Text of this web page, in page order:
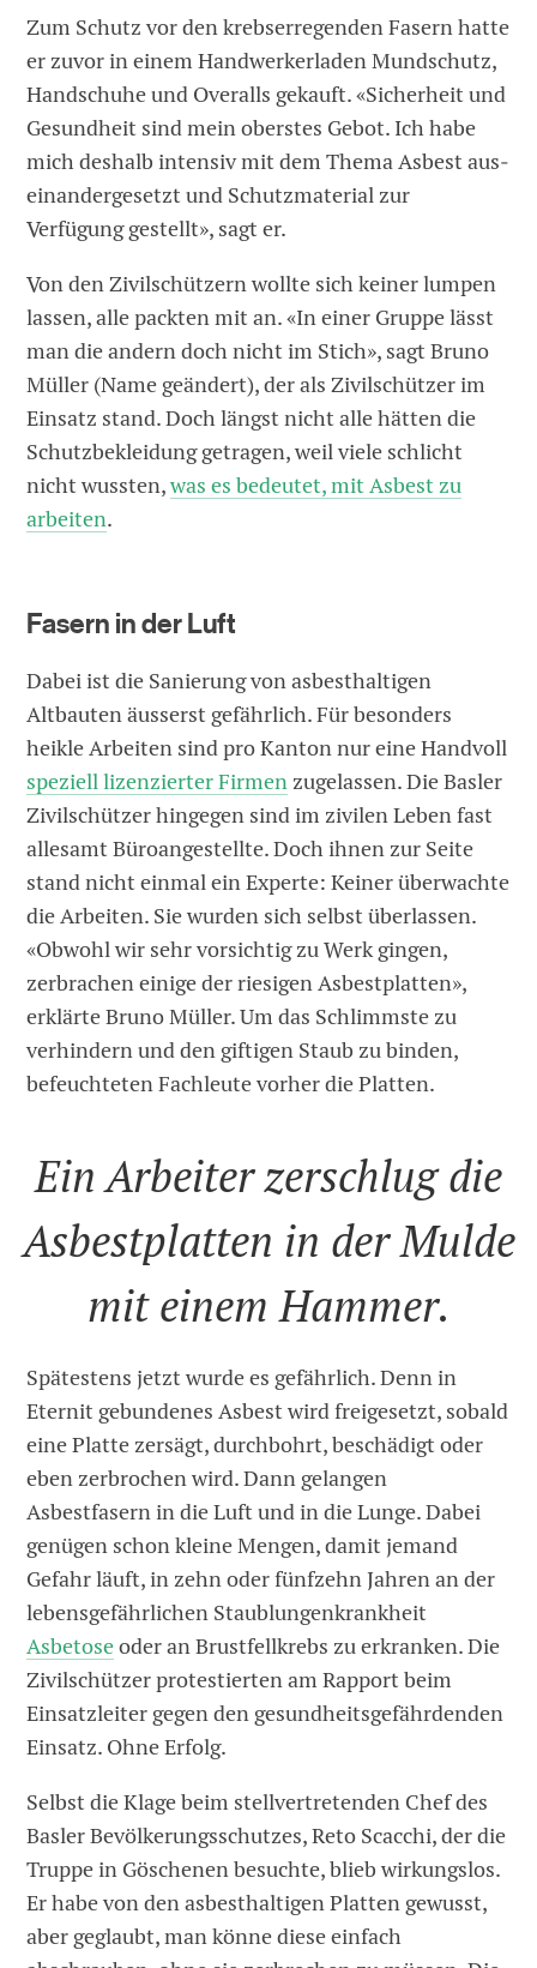
Zum Schutz vor den krebserregenden Fasern hatte
er zuvor in einem Handwerkerladen Mundschutz,
Handschuhe und Overalls gekauft. «Sicherheit und
Gesundheit sind mein oberstes Gebot. Ich habe
mich deshalb intensiv mit dem Thema Asbest aus­
einandergesetzt und Schutzmaterial zur
Verfügung gestellt», sagt er.
Von den Zivilschützern wollte sich keiner lumpen
lassen, alle packten mit an. «In einer Gruppe lässt
man die andern doch nicht im Stich», sagt Bruno
Müller (Name geändert), der als Zivilschützer im
Einsatz stand. Doch längst nicht alle hätten die
Schutzbekleidung getragen, weil viele schlicht
nicht wussten,was es bedeutet, mit Asbest zu
arbeiten.
Fasern in der Luft
Dabei ist die Sanierung von asbesthaltigen
Altbauten äusserst gefährlich. Für besonders
heikle Arbeiten sind pro Kanton nur eine Handvoll
speziell lizenzierter Firmenzugelassen. Die Basler
Zivilschützer hingegen sind im zivilen Leben fast
allesamt Büroangestellte. Doch ihnen zur Seite
stand nicht einmal ein Experte: Keiner überwachte
die Arbeiten. Sie wurden sich selbst überlassen.
«Obwohl wir sehr vorsichtig zu Werk gingen,
zerbrachen einige der riesigen Asbestplatten»,
erklärte Bruno Müller. Um das Schlimmste zu
verhindern und den giftigen Staub zu binden,
befeuchteten Fachleute vorher die Platten.
Ein Arbeiter zerschlug die
Asbestplatten in der Mulde
mit einem Hammer.
Spätestens jetzt wurde es gefährlich. Denn in
Eternit gebundenes ­Asbest wird freigesetzt, sobald
eine Platte zersägt, durchbohrt, beschädigt oder
eben zerbrochen wird. Dann ­gelangen
Asbestfasern in die Luft und in die Lunge. Dabei
genügen schon kleine Mengen, damit jemand
Gefahr läuft, in zehn oder fünfzehn Jahren an der
lebensgefährlichen Staublungenkrankheit
Asbetoseoder an Brustfellkrebs zu erkranken. Die
Zivilschützer protestierten am Rapport beim
Einsatzleiter gegen den gesundheitsgefährdenden
Einsatz. Ohne Erfolg.
Selbst die Klage beim stellvertretenden Chef des
Basler Bevölkerungsschutzes, Reto Scacchi, der die
Truppe in Göschenen besuchte, blieb wirkungslos.
Er habe von den asbesthaltigen Platten gewusst,
aber geglaubt, man könne diese einfach